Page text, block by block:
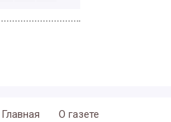
Главная О газете